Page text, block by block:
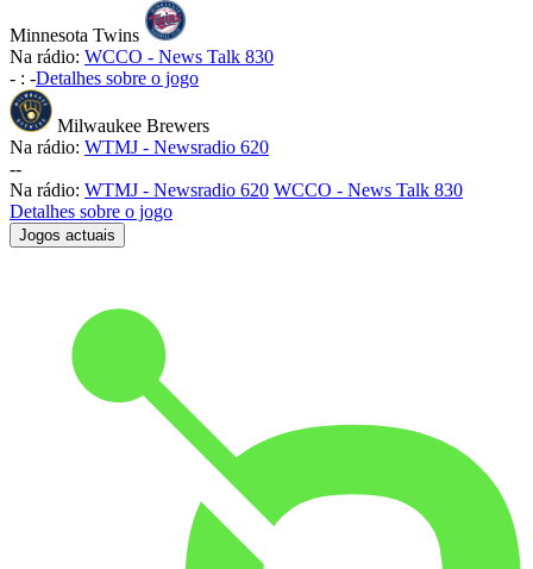
Minnesota Twins
Na rádio: WCCO - News Talk 830
- : -Detalhes sobre o jogo
Milwaukee Brewers
Na rádio: WTMJ - Newsradio 620
--
Na rádio: WTMJ - Newsradio 620 WCCO - News Talk 830
Detalhes sobre o jogo
Jogos actuais